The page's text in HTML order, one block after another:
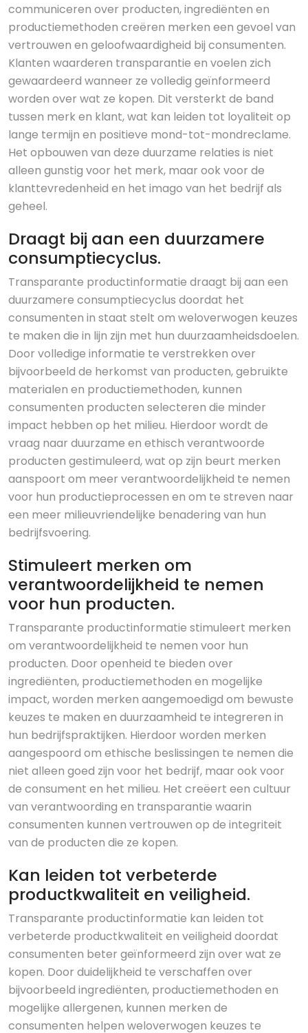
communiceren over producten, ingrediënten en
productiemethoden creëren merken een gevoel van
vertrouwen en geloofwaardigheid bij consumenten.
Klanten waarderen transparantie en voelen zich
gewaardeerd wanneer ze volledig geïnformeerd
worden over wat ze kopen. Dit versterkt de band
tussen merk en klant, wat kan leiden tot loyaliteit op
lange termijn en positieve mond-tot-mondreclame.
Het opbouwen van deze duurzame relaties is niet
alleen gunstig voor het merk, maar ook voor de
klanttevredenheid en het imago van het bedrijf als
geheel.
Draagt bij aan een duurzamere
consumptiecyclus.
Transparante productinformatie draagt bij aan een
duurzamere consumptiecyclus doordat het
consumenten in staat stelt om weloverwogen keuzes
te maken die in lijn zijn met hun duurzaamheidsdoelen.
Door volledige informatie te verstrekken over
bijvoorbeeld de herkomst van producten, gebruikte
materialen en productiemethoden, kunnen
consumenten producten selecteren die minder
impact hebben op het milieu. Hierdoor wordt de
vraag naar duurzame en ethisch verantwoorde
producten gestimuleerd, wat op zijn beurt merken
aanspoort om meer verantwoordelijkheid te nemen
voor hun productieprocessen en om te streven naar
een meer milieuvriendelijke benadering van hun
bedrijfsvoering.
Stimuleert merken om
verantwoordelijkheid te nemen
voor hun producten.
Transparante productinformatie stimuleert merken
om verantwoordelijkheid te nemen voor hun
producten. Door openheid te bieden over
ingrediënten, productiemethoden en mogelijke
impact, worden merken aangemoedigd om bewuste
keuzes te maken en duurzaamheid te integreren in
hun bedrijfspraktijken. Hierdoor worden merken
aangespoord om ethische beslissingen te nemen die
niet alleen goed zijn voor het bedrijf, maar ook voor
de consument en het milieu. Het creëert een cultuur
van verantwoording en transparantie waarin
consumenten kunnen vertrouwen op de integriteit
van de producten die ze kopen.
Kan leiden tot verbeterde
productkwaliteit en veiligheid.
Transparante productinformatie kan leiden tot
verbeterde productkwaliteit en veiligheid doordat
consumenten beter geïnformeerd zijn over wat ze
kopen. Door duidelijkheid te verschaffen over
bijvoorbeeld ingrediënten, productiemethoden en
mogelijke allergenen, kunnen merken de
consumenten helpen weloverwogen keuzes te